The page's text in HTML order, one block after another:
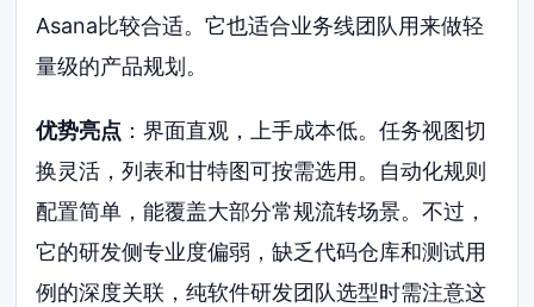
Asana比较合适。它也适合业务线团队用来做轻
量级的产品规划。
优势亮点 ：界面直观，上手成本低。任务视图切
换灵活，列表和甘特图可按需选用。自动化规则
配置简单，能覆盖大部分常规流转场景。不过，
它的研发侧专业度偏弱，缺乏代码仓库和测试用
例的深度关联，纯软件研发团队选型时需注意这